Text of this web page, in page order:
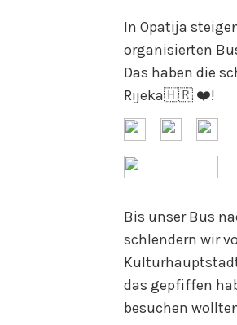
In Opatija
organisierten
Das haben die
Rijeka🇭🇷 ❤️!
Bis unser Bus
schlendern wir
das gepfiffen
besuchen